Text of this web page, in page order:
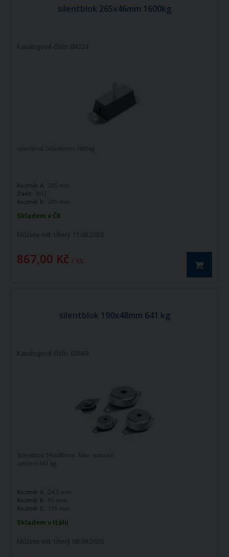
silentblok 265x46mm 1600kg
Katalogové číslo: 84324
Skladem v ČR
Můžete mít: Úterý 11.08.2026
867,00 Kč / ks
silentblok 265x46mm 1600kg
Rozměr A:
235 mm
Závit: M12
Rozměr B:
265 mm
silentblok 190x48mm 641 kg
Katalogové číslo: 03569
Skladem v Itálii
Můžete mít: Úterý 08.09.2026
Silentblok 190x48mm. Max. statické
zatížení 641 kg.
Rozměr A:
24,5 mm
Rozměr B:
95 mm
Rozměr C:
119 mm